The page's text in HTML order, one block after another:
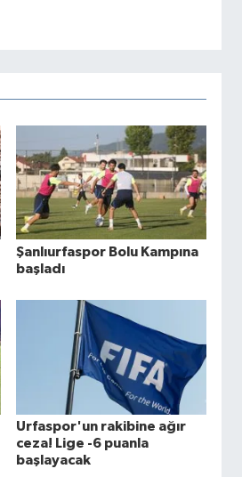
Şanlıurfaspor Bolu Kampına
başladı
Urfaspor'un rakibine ağır
ceza! Lige -6 puanla
başlayacak